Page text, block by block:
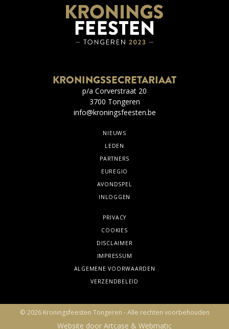
KRONINGSSECRETARIAAT
p/a Corverstraat 20
3700 Tongeren
info@kroningsfeesten.be
NIEUWS
LEDEN
PARTNERS
EUREGIO
AVONDSPEL
INLOGGEN
PRIVACY
COOKIES
DISCLAIMER
IMPRESSUM
ALGEMENE VOORWAARDEN
VERZENDBELEID
© 2026 Kroningsfeesten Tongeren - Alle rechten voorbehouden
Website door Artcase & Webmatic